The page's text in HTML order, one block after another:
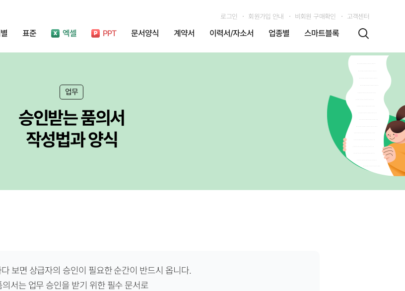
표준 엑셀 PPT 문서양식 계약서 이력서/자소서 업종별 스마트블록
로그인 회원가입 안내 비회원 구매확인 고객센터
업무
승인받는 품의서
작성법과양식
보면 상급자의 승인이 필요한 순간이 반드시 옵니다.
의서는 업무 승인을 받기 위한 필수 문서로